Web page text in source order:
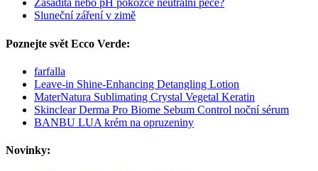
Zásaditá nebo pH pokožce neutrální péče?
Sluneční záření v zimě
Poznejte svět Ecco Verde:
farfalla
Leave-in Shine-Enhancing Detangling Lotion
MaterNatura Sublimating Crystal Vegetal Keratin
Skinclear Derma Pro Biome Sebum Control noční sérum
BANBU LUA krém na opruzeniny
Novinky: